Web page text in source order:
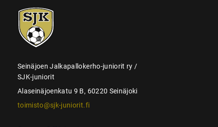
SJK-
juniorit
Seinäjoen Jalkapallokerho-juniorit ry /
SJK-juniorit
Alaseinäjoenkatu 9 B, 60220 Seinäjoki
toimisto@sjk-juniorit.fi